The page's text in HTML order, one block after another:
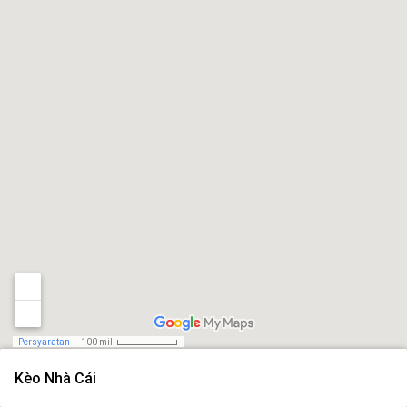
Kèo Nhà Cái
Persyaratan 100 mil